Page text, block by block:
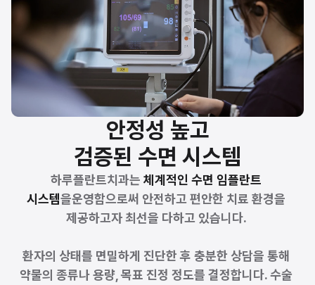
안정성 높고
검증된 수면 시스템
하루플란트치과는 체계적인 수면 임플란트
시스템을운영함으로써 안전하고 편안한 치료 환경을
제공하고자 최선을 다하고 있습니다.
환자의 상태를 면밀하게 진단한 후 충분한 상담을 통해
약물의 종류나 용량, 목표 진정 정도를 결정합니다. 수술